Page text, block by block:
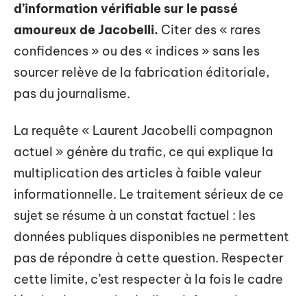
d’information vérifiable sur le passé
amoureux de Jacobelli. Citer des « rares
confidences » ou des « indices » sans les
sourcer relève de la fabrication éditoriale,
pas du journalisme.
La requête « Laurent Jacobelli compagnon
actuel » génère du trafic, ce qui explique la
multiplication des articles à faible valeur
informationnelle. Le traitement sérieux de ce
sujet se résume à un constat factuel : les
données publiques disponibles ne permettent
pas de répondre à cette question. Respecter
cette limite, c’est respecter à la fois le cadre